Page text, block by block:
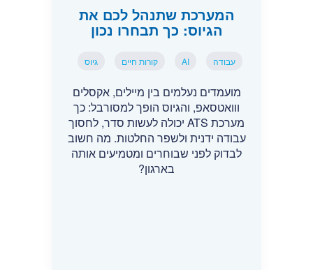
המערכת שתנהל לכם את
הגיוס: כך תבחרו נכון
עבודה AI קורות חיים גיוס
מועמדים נעלמים בין מיילים, אקסלים
ווואטסאפ, והגיוס הופך למסורבל: כך
מערכת ATS יכולה לעשות סדר, לחסוך
עבודה ידנית ולשפר החלטות. מה חשוב
לבדוק לפני שבוחרים ומטמיעים אותה
בארגון?